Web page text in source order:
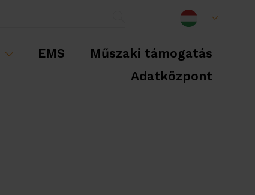
EMS
Műszaki támogatás
Adatközpont